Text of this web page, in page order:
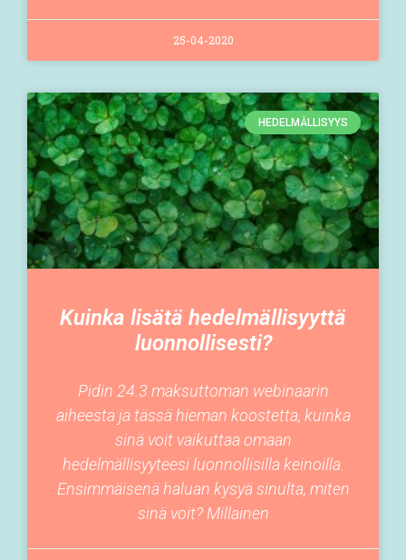
25-04-2020
HEDELMÄLLISYYS
Kuinka lisätä hedelmällisyyttä
luonnollisesti?
Pidin 24.3 maksuttoman webinaarin
aiheesta ja tässä hieman koostetta, kuinka
sinä voit vaikuttaa omaan
hedelmällisyyteesi luonnollisilla keinoilla.
Ensimmäisenä haluan kysyä sinulta, miten
sinä voit? Millainen